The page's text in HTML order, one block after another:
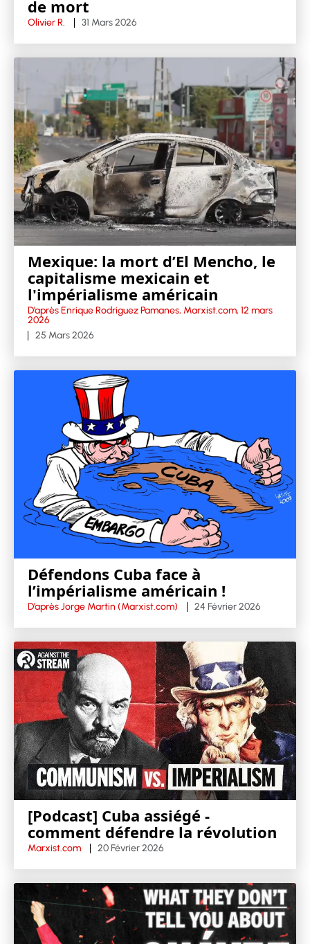
de mort
Olivier R. 31 Mars 2026
Mexique: la mort d’El Mencho, le
capitalisme mexicain et
l'impérialisme américain
D’après Enrique Rodriguez Pamanes, Marxist.com, 12 mars
2026
25 Mars 2026
Défendons Cuba face à
l’impérialisme américain !
D’après Jorge Martin (Marxist.com) 24 Février 2026
[Podcast] Cuba assiégé -
comment défendre la révolution
Marxist.com 20 Février 2026